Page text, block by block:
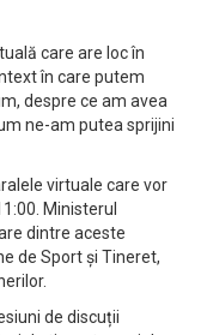
care are loc în
în care putem
despre ce am avea
ne-am putea sprijini
virtuale care vor
Ministerul
dintre aceste
de Sport și Tineret,
de discuții